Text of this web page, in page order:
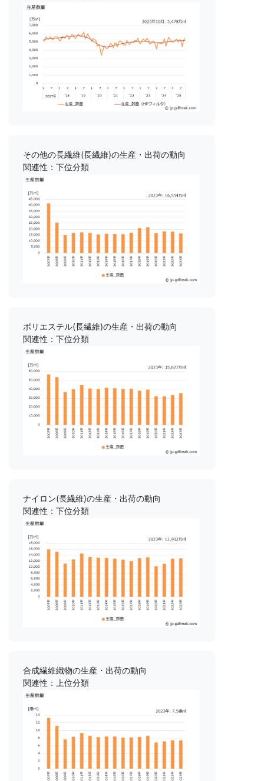
その他の長繊維(長繊維)の生産・出荷の動向
関連性：下位分類
ポリエステル(長繊維)の生産・出荷の動向
関連性：下位分類
ナイロン(長繊維)の生産・出荷の動向
関連性：下位分類
合成繊維織物の生産・出荷の動向
関連性：上位分類